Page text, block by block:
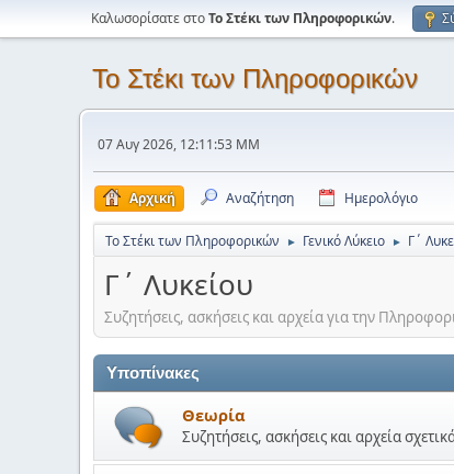
Καλωσορίσατε στοΤο Στέκι των Πληροφορικών.
Το Στέκι των Πληροφορικών
07 Αυγ 2026, 12:11:53 ΜΜ
Αρχική Αναζήτηση Ημερολόγιο
Το Στέκι των Πληροφορικών ► Γενικό Λύκειο ► Γ΄
Γ΄ Λυκείου
Συζητήσεις, ασκήσεις και αρχεία για την
Υποπίνακες
Θεωρία
Συζητήσεις, ασκήσεις και αρχεία